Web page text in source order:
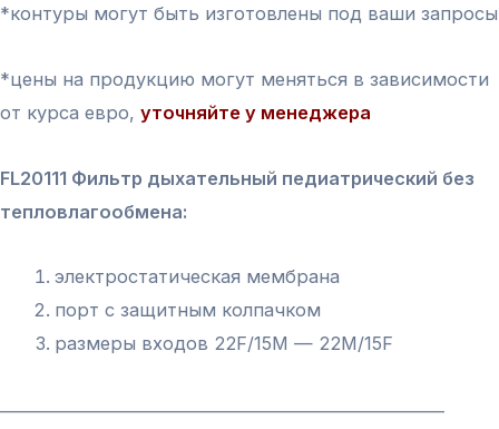
*контуры могут быть изготовлены под ваши запросы
*цены на продукцию могут меняться в зависимости
от курса евро, уточняйте у менеджера
FL20111 Фильтр дыхательный педиатрический без
тепловлагообмена:
электростатическая мембрана
порт с защитным колпачком
размеры входов 22F/15М — 22M/15F